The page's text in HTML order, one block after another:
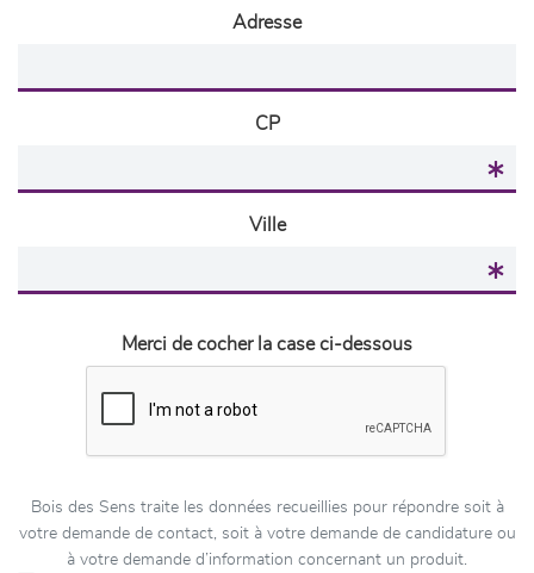
Adresse
CP
Ville
Merci de cocher la case ci-dessous
Bois des Sens traite les données recueillies pour répondre soit à
votre demande de contact, soit à votre demande de candidature ou
à votre demande d’information concernant un produit.